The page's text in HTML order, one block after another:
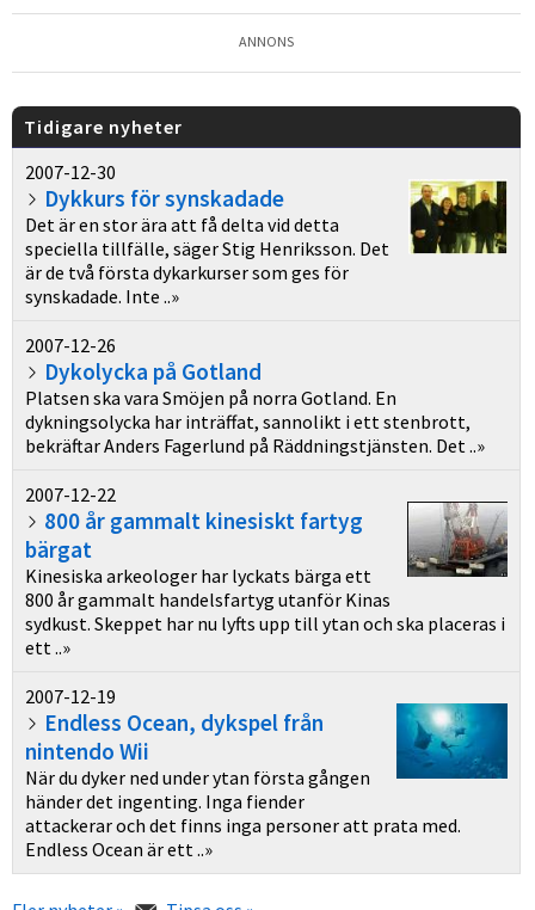
ANNONS
Tidigare nyheter
2007-12-30
Dykkurs för synskadade
Det är en stor ära att få delta vid detta
speciella tillfälle, säger Stig Henriksson. Det
är de två första dykarkurser som ges för
synskadade. Inte ..»
2007-12-26
Dykolycka på Gotland
Platsen ska vara Smöjen på norra Gotland. En
dykningsolycka har inträffat, sannolikt i ett stenbrott,
bekräftar Anders Fagerlund på Räddningstjänsten. Det ..»
2007-12-22
800 år gammalt kinesiskt fartyg
bärgat
Kinesiska arkeologer har lyckats bärga ett
800 år gammalt handelsfartyg utanför Kinas
sydkust. Skeppet har nu lyfts upp till ytan och ska placeras i
ett ..»
2007-12-19
Endless Ocean, dykspel från
nintendo Wii
När du dyker ned under ytan första gången
händer det ingenting. Inga fiender
attackerar och det finns inga personer att prata med.
Endless Ocean är ett ..»